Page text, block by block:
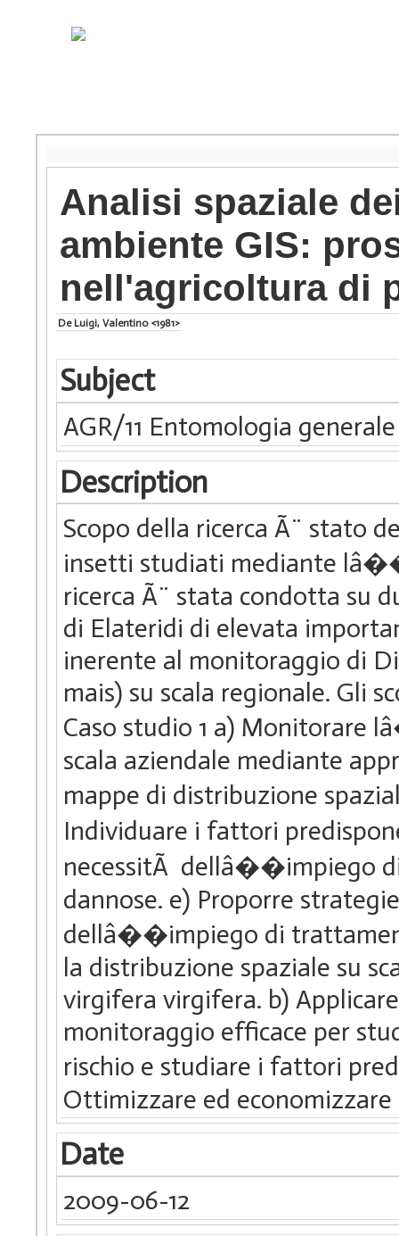
Analisi spaziale
ambiente GIS:
nell'agricoltura di
De Luigi, Valentino <1981>
Subject
AGR/11 Entomologia
Description
Scopo della ricerca Ã¨ stato
insetti studiati mediante
ricerca Ã¨ stata condotta su
di Elateridi di elevata
inerente al monitoraggio di
mais) su scala regionale. Gli
Caso studio 1 a) Monitorare
scala aziendale mediante
mappe di distribuzione
Individuare i fattori
necessitÃ dellâ��impiego di
dannose. e) Proporre
dellâ��impiego di
la distribuzione spaziale su
virgifera virgifera. b)
monitoraggio efficace per
rischio e studiare i fattori
Ottimizzare ed
Date
2009-06-12